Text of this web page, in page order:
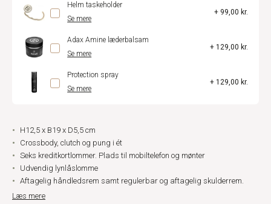
Helm taskeholder
Se mere
+ 99,00 kr.
Adax Amine læderbalsam
Se mere
+ 129,00 kr.
Protection spray
Se mere
+ 129,00 kr.
H12,5 x B19 x D5,5 cm
Crossbody, clutch og pung i ét
Seks kreditkortlommer. Plads til mobiltelefon og mønter
Udvendig lynlåslomme
Aftagelig håndledsrem samt regulerbar og aftagelig skulderrem.
Læs mere